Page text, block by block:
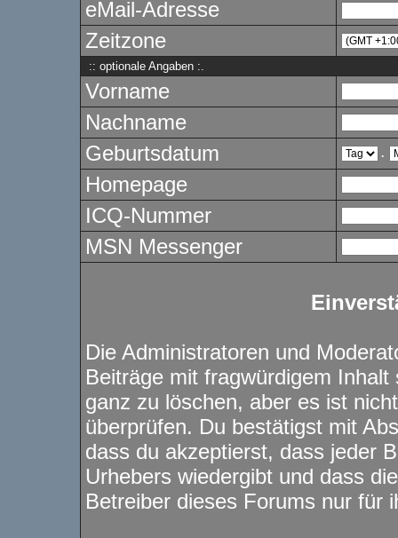
eMail-Adresse
Zeitzone
:: optionale Angaben :.
Vorname
Nachname
Geburtsdatum
.
Homepage
ICQ-Nummer
MSN Messenger
Die Administratoren und
Beiträge mit fragwürdigem
ganz zu löschen, aber es ist
überprüfen. Du bestätigst mit
dass du akzeptierst, dass jeder
Urhebers wiedergibt und dass
Betreiber dieses Forums nur für